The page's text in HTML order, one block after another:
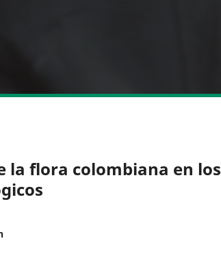
la flora colombiana en los